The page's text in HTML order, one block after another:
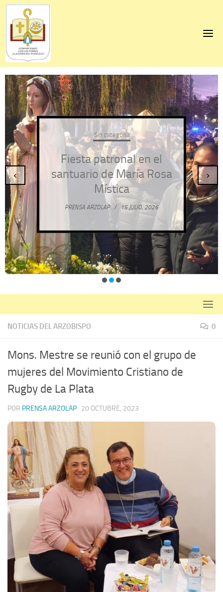
Skip
content
Sin categoría
Fiesta patronal en el
santuario de María Rosa
Mística
PRENSA ARZOLAP / 15 JULIO, 2026
‹ ›
NOTICIAS DEL ARZOBISPO 0
Mons. Mestre se reunió con el grupo de
mujeres del Movimiento Cristiano de
Rugby de La Plata
POR PRENSA ARZOLAP · 20 OCTUBRE, 2023